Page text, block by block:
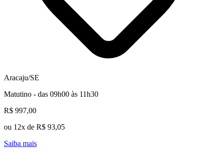
Aracaju/SE
Matutino - das 09h00 às 11h30
R$ 997,00
ou 12x de R$ 93,05
Saiba mais